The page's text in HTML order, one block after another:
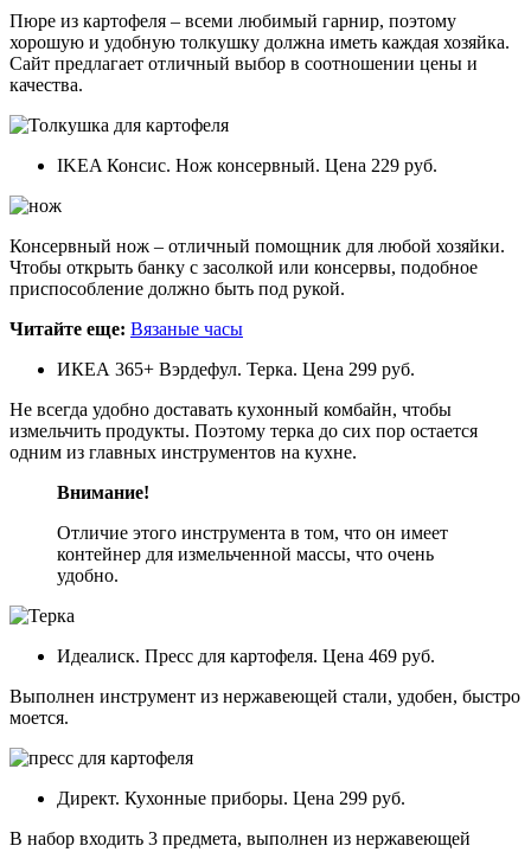
Пюре из картофеля – всеми любимый гарнир, поэтому
хорошую и удобную толкушку должна иметь каждая хозяйка.
Сайт предлагает отличный выбор в соотношении цены и
качества.
IKEA Консис. Нож консервный. Цена 229 руб.
Консервный нож – отличный помощник для любой хозяйки.
Чтобы открыть банку с засолкой или консервы, подобное
приспособление должно быть под рукой.
Читайте еще: Вязаные часы
ИКЕА 365+ Вэрдефул. Терка. Цена 299 руб.
Не всегда удобно доставать кухонный комбайн, чтобы
измельчить продукты. Поэтому терка до сих пор остается
одним из главных инструментов на кухне.
Внимание!
Отличие этого инструмента в том, что он имеет
контейнер для измельченной массы, что очень
удобно.
Идеалиск. Пресс для картофеля. Цена 469 руб.
Выполнен инструмент из нержавеющей стали, удобен, быстро
моется.
Директ. Кухонные приборы. Цена 299 руб.
В набор входить 3 предмета, выполнен из нержавеющей